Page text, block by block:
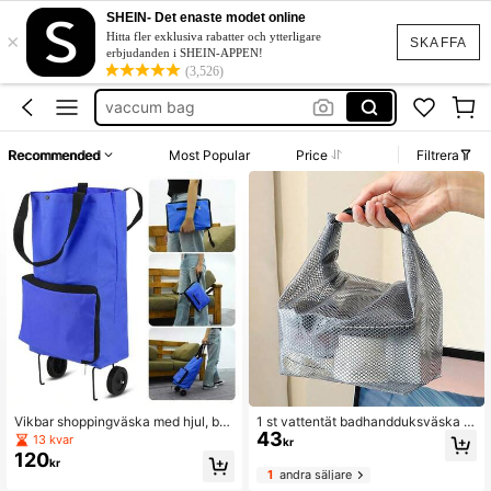
SKAFFA
×
SHEIN- Det enaste modet online
Hitta fler exklusiva rabatter och ytterligare
erbjudanden i SHEIN-APPEN!
(3,526)
festklänning bröllop
beach bag
vattentät väska
vaccum bag
festklänning bröllop
beach bag
Recommended Most Popular Price Filtrera
Vikbar shoppingväska med hjul, bär
bar supermarket-shoppingvagn/trol
ley
13 kvar
120kr
1 st vattentät badhandduksväska m
ed handtag och dragkedja, i oxfordt
yg, torr- och våt-väska för dubbel a
nvändning, vattentät klädväska, lä
mplig för resor, fitness och strand
43kr
1andra säljare